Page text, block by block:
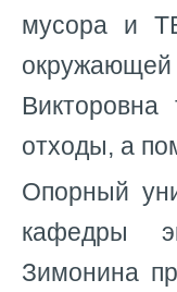
мусора и
Викторовна
отходы, а
Опорный
кафедры
Зимонина